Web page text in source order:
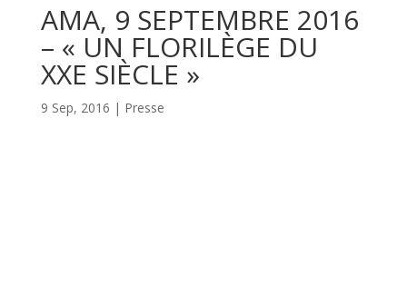
AMA, 9 SEPTEMBRE 2016
– « UN FLORILÈGE DU
XXE SIÈCLE »
9 Sep, 2016 | Presse